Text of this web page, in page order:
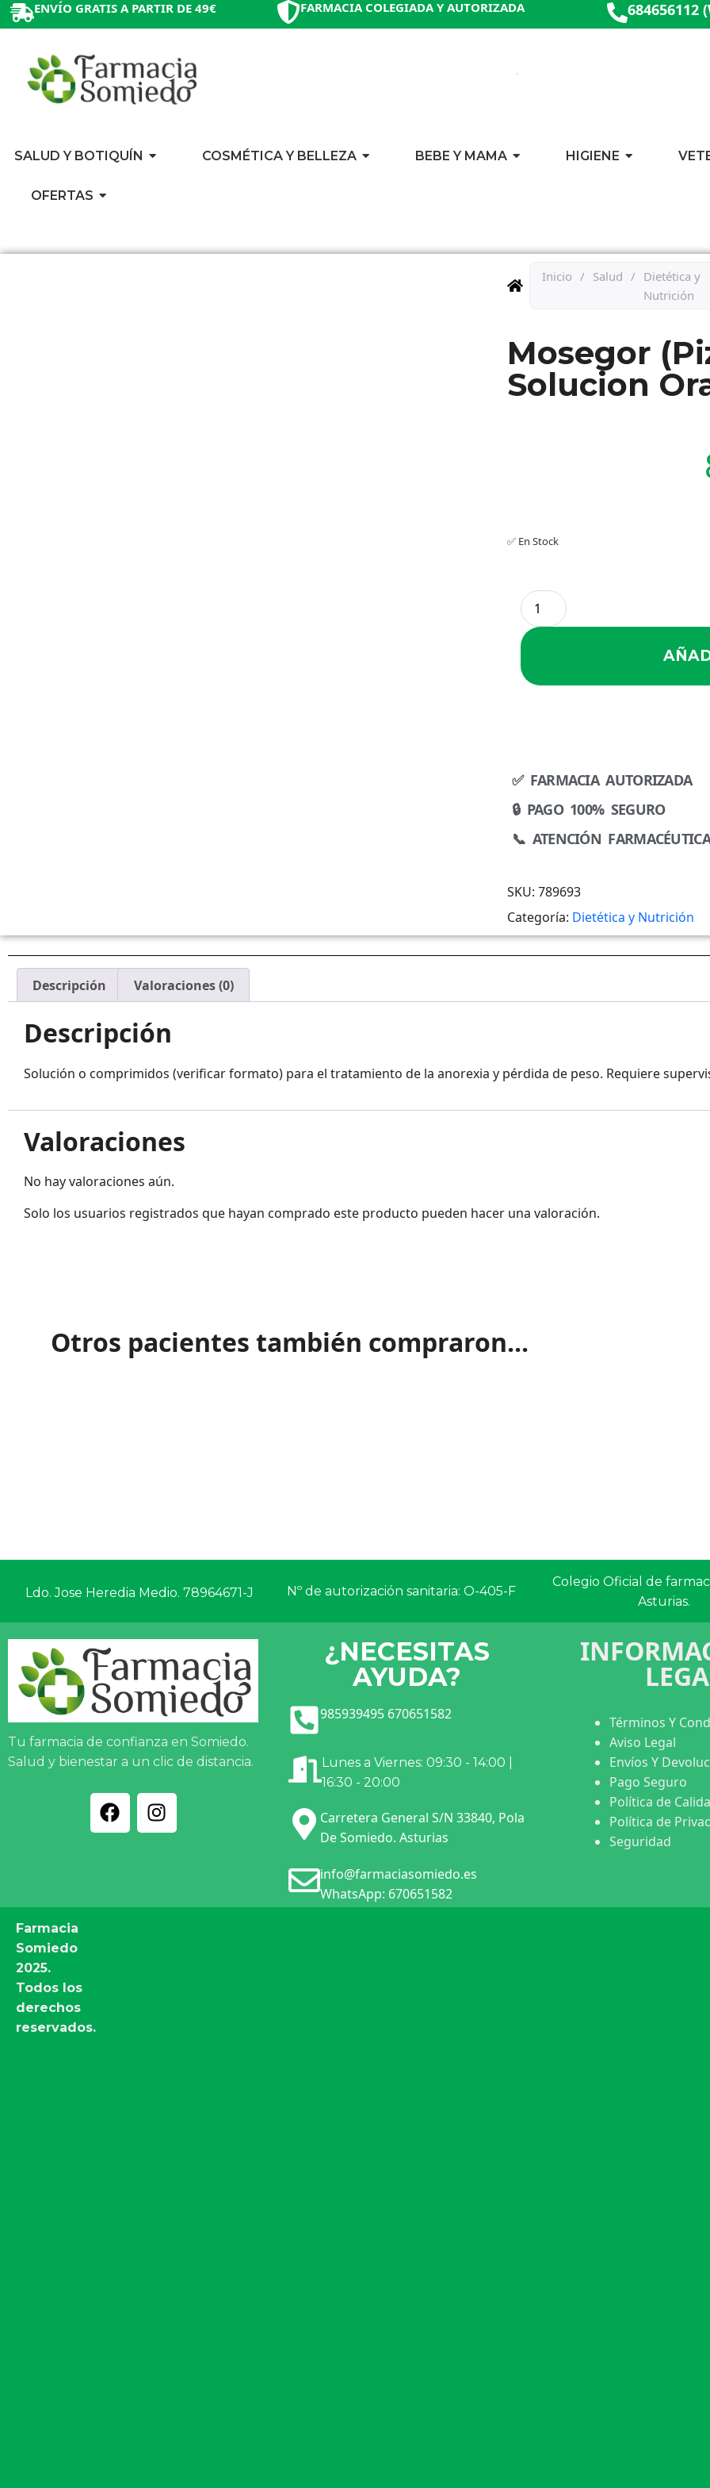
ENVÍO GRATIS A PARTIR DE 49€ FARMACIA COLEGIADA Y AUTORIZADA 684656112
SALUD Y BOTIQUÍN COSMÉTICA Y BELLEZA BEBE Y MAMA HIGIENE
OFERTAS
Inicio / Salud / Dietética y
Nutrición
Mosegor
Solucion
✅ En Stock
✅ FARMACIA AUTORIZADA
🔒 PAGO 100% SEGURO
📞 ATENCIÓN
SKU: 789693
Categoría: Dietética y Nutrición
Descripción Valoraciones (0)
Descripción
Solución o comprimidos (verificar formato) para el tratamiento de la anorexia y pérdida de peso. Requiere
Valoraciones
No hay valoraciones aún.
Solo los usuarios registrados que hayan comprado este producto pueden hacer una valoración.
Otros pacientes también compraron...
Ldo. Jose Heredia Medio. 78964671-J Nº de autorización sanitaria: O-405-F
Colegio Oficial de
Asturias.
Tu farmacia de confianza en Somiedo.
Salud y bienestar a un clic de distancia.
¿NECESITAS
AYUDA?
985939495 670651582
Lunes a Viernes: 09:30 - 14:00 |
16:30 - 20:00
Carretera General S/N 33840, Pola
De Somiedo. Asturias
info@farmaciasomiedo.es
WhatsApp: 670651582
Términos Y
Aviso Legal
Envíos Y
Pago Seguro
Política de
Política de
Seguridad
Farmacia
Somiedo
2025.
Todos los
derechos
reservados.